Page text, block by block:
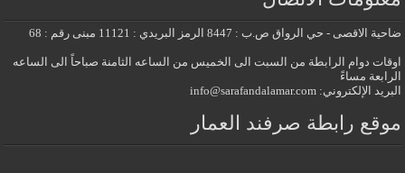
ضاحية الاقصى - حي الرواق ص.ب : 8447 الرمز البريدي : 11121 مبنى رقم : 68
اوقات دوام الرابطة من السبت الى الخميس من الساعه الثامنة صباحاً الى الساعه
الرابعة مساءً
البريد الإلكتروني: info@sarafandalamar.com
موقع رابطة صرفند العمار